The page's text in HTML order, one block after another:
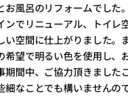
お風呂のリフォームでした
ンでリニューアル、トイレ
い空間に仕上がりました。
希望で明るい色を使用し、
期間中、ご協力頂きました
細なことでも構いませんの